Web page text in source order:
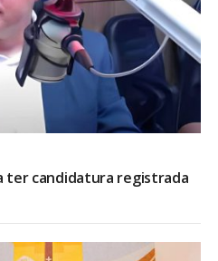
ter candidatura registrada